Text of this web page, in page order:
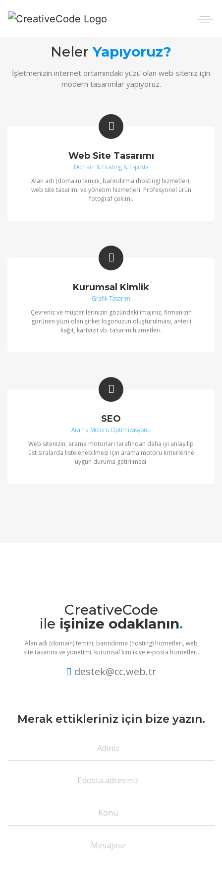
NelerYapıyoruz?
İşletmenizin internet ortamındaki yüzü olan web siteniz için
modern tasarımlar yapıyoruz.
Web Site Tasarımı
Domain & Hosting & E-posta
Alan adı (domain) temini, barındırma (hosting) hizmetleri,
web site tasarımı ve yönetim hizmetleri. Profesyonel ürün
fotoğraf çekimi.
Kurumsal Kimlik
Grafik Tasarım
Çevreniz ve müşterilerinizin gözündeki imajınız, firmanızın
görünen yüzü olan şirket logonuzun oluşturulması, antetli
kağıt, kartvizit vb. tasarım hizmetleri.
SEO
Arama Motoru Optimizasyonu
Web sitenizin, arama motorları tarafından daha iyi anlaşılıp
üst sıralarda listelenebilmesi için arama motoru kriterlerine
uygun duruma getirilmesi.
CreativeCode
ile işinize odaklanın.
Alan adı (domain) temini, barındırma (hosting) hizmetleri, web
site tasarımı ve yönetimi, kurumsal kimlik ve e-posta hizmetleri.
destek@cc.web.tr
Merak ettikleriniz için bize yazın.